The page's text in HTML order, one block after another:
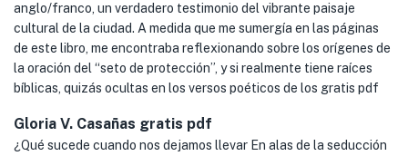
anglo/franco, un verdadero testimonio del vibrante paisaje
cultural de la ciudad. A medida que me sumergía en las páginas
de este libro, me encontraba reflexionando sobre los orígenes de
la oración del “seto de protección”, y si realmente tiene raíces
bíblicas, quizás ocultas en los versos poéticos de los gratis pdf
Gloria V. Casañas gratis pdf
¿Qué sucede cuando nos dejamos llevar En alas de la seducción